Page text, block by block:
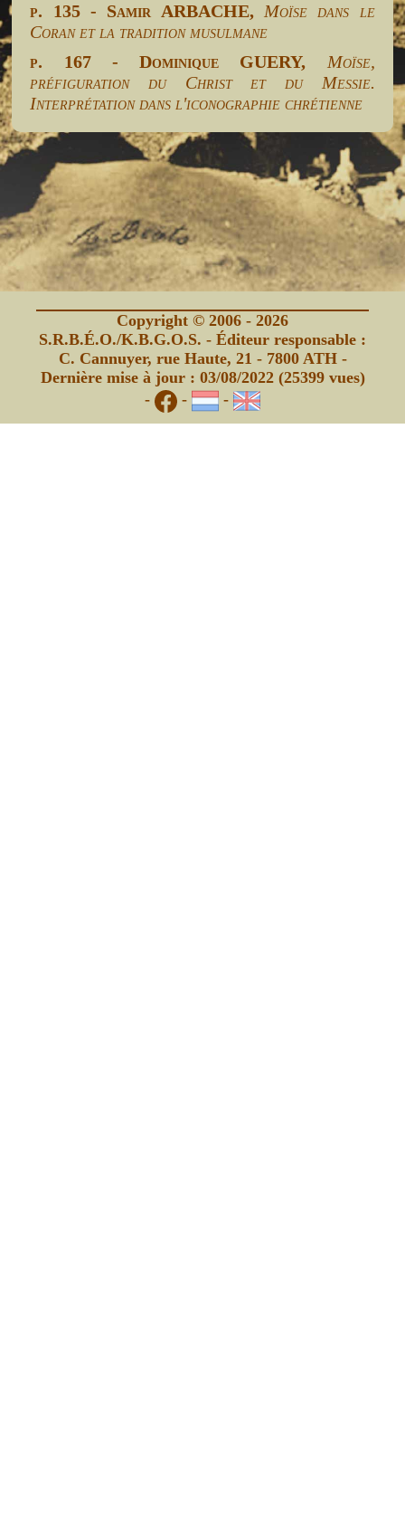
p. 135 - Samir ARBACHE, Moïse dans le
Coran et la tradition musulmane
p. 167 - Dominique GUERY, Moïse,
préfiguration du Christ et du Messie.
Interprétation dans l'iconographie chrétienne
Copyright © 2006 - 2026
S.R.B.É.O./K.B.G.O.S. - Éditeur responsable :
C. Cannuyer, rue Haute, 21 - 7800 ATH -
Dernière mise à jour : 03/08/2022 (25399 vues)
-
- -